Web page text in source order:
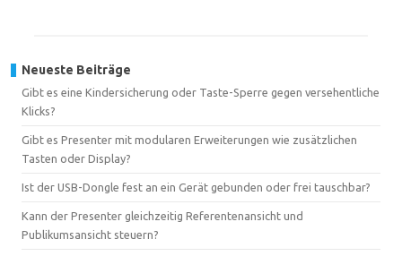
Neueste Beiträge
Gibt es eine Kindersicherung oder Taste-Sperre gegen versehentliche
Klicks?
Gibt es Presenter mit modularen Erweiterungen wie zusätzlichen
Tasten oder Display?
Ist der USB-Dongle fest an ein Gerät gebunden oder frei tauschbar?
Kann der Presenter gleichzeitig Referentenansicht und
Publikumsansicht steuern?